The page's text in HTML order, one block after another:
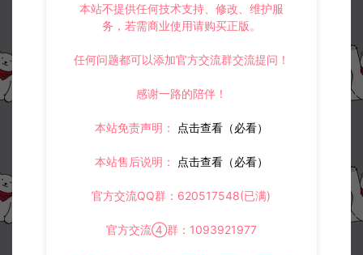
此资源下载价格为 30 星钻，请先 登录
本站不提供任何技术支持、修改、维护服
务，若需商业使用请购买正版。
任何问题都可以添加官方交流群交流提问！
感谢一路的陪伴！
本站免责声明： 点击查看（必看）
本站售后说明： 点击查看（必看）
官方交流QQ群：620517548(已满)
官方交流④群：1093921977